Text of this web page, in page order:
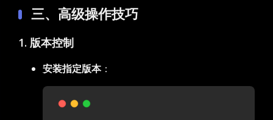
三、高级操作技巧
1. 版本控制
安装指定版本：